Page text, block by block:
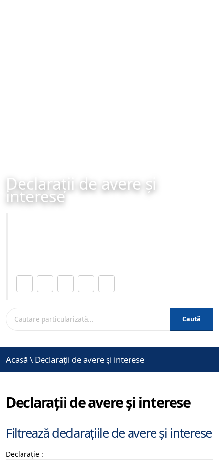
Declarații de avere și
interese
Caută
Acasă \ Declarații de avere și interese
Declarații de avere și interese
Filtrează declarațiile de avere și interese
Declarație :